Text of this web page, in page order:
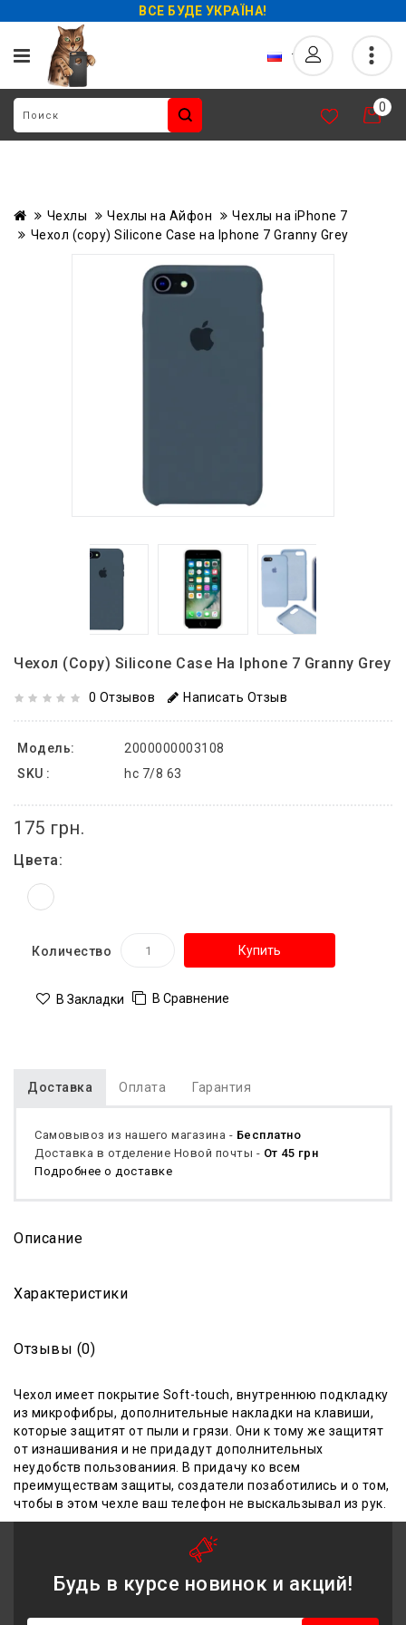
ВСЕ БУДЕ УКРАЇНА!
0
Чехлы Чехлы на Айфон
Чехлы на iPhone 7
Чехол (copy) Silicone Case на Iphone 7 Granny Grey
Чехол (copy) Silicone Case На Iphone 7 Granny Grey
0 Отзывов Написать Отзыв
Модель:
2000000003108
SKU :
hc 7/8 63
175 грн.
Цвета:
Количество Купить
В Закладки В Сравнение
Доставка Оплата Гарантия
Самовывоз из нашего магазина - Бесплатно
Доставка в отделение Новой почты - От 45 грн
Подробнее о доставке
Описание
Характеристики
Отзывы (0)
Чехол имеет покрытие Soft-touch, внутреннюю подкладку
из микрофибры, дополнительные накладки на клавиши,
которые защитят от пыли и грязи. Они к тому же защитят
от изнашивания и не придадут дополнительных
неудобств пользованиия. В придачу ко всем
преимуществам защиты, создатели позаботились и о том,
чтобы в этом чехле ваш телефон не выскальзывал из рук.
Будь в курсе новинок и акций!